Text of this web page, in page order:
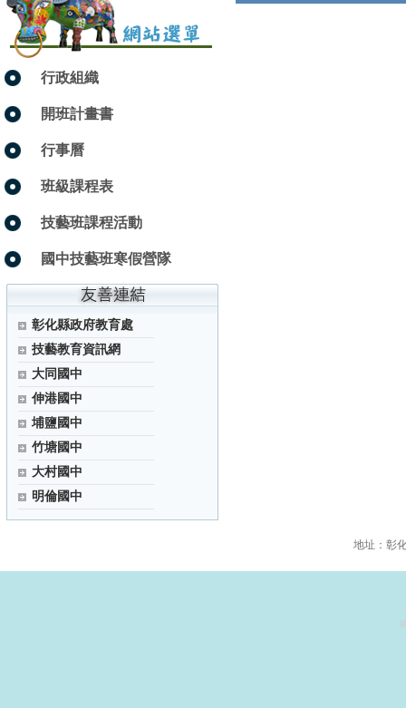
行政組織
開班計畫書
行事曆
班級課程表
技藝班課程活動
國中技藝班寒假營隊
彰化縣政府教育處
技藝教育資訊網
大同國中
伸港國中
埔鹽國中
竹塘國中
大村國中
明倫國中
地址：彰